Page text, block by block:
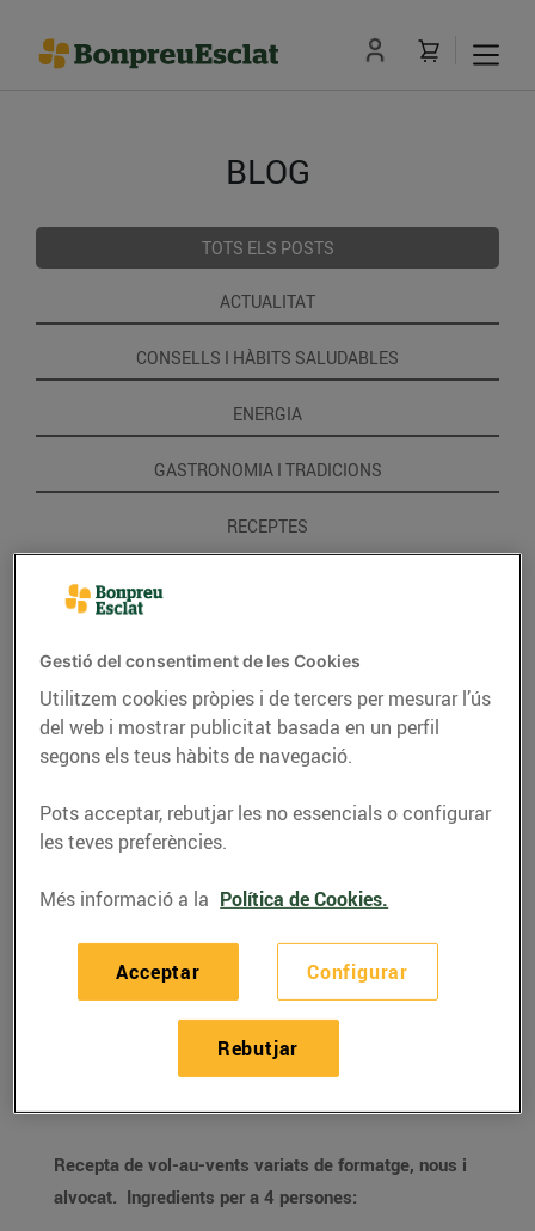
BLOG
TOTS ELS POSTS
ACTUALITAT
CONSELLS I HÀBITS SALUDABLES
ENERGIA
GASTRONOMIA I TRADICIONS
RECEPTES
Recepta de vol-au-
vents variats de
formatge, nous i
Recepta de vol-au-vents variats de formatge, nous i
alvocat. Ingredients per a 4 persones:
Gestió del consentiment de les Cookies
Utilitzem cookies pròpies i de tercers per mesurar l’ús
del web i mostrar publicitat basada en un perfil
segons els teus hàbits de navegació.
Pots acceptar, rebutjar les no essencials o configurar
les teves preferències.
Més informació a la Política de Cookies.
Configurar
Rebutjar
Acceptar